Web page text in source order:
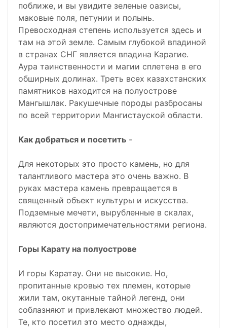
поближе, и вы увидите зеленые оазисы,
маковые поля, петунии и полынь.
Превосходная степень используется здесь и
там на этой земле. Самым глубокой впадиной
в странах СНГ является впадина Карагие.
Аура таинственности и магии сплетена в его
обширных долинах. Треть всех казахстанских
памятников находится на полуострове
Мангышлак. Ракушечные породы разбросаны
по всей территории Мангистауской области.
Как добраться и посетить -
Для некоторых это просто камень, но для
талантливого мастера это очень важно. В
руках мастера камень превращается в
священный объект культуры и искусства.
Подземные мечети, вырубленные в скалах,
являются достопримечательностями региона.
Горы Карату на полуострове
И горы Каратау. Они не высокие. Но,
пропитанные кровью тех племен, которые
жили там, окутанные тайной легенд, они
соблазняют и привлекают множество людей.
Те, кто посетил это место однажды,